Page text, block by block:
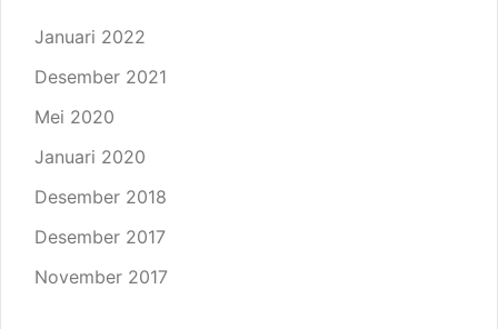
Januari 2022
Desember 2021
Mei 2020
Januari 2020
Desember 2018
Desember 2017
November 2017